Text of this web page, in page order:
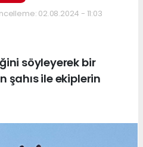
02.08.2024 - 11:03
söyleyerek bir
şahıs ile ekiplerin